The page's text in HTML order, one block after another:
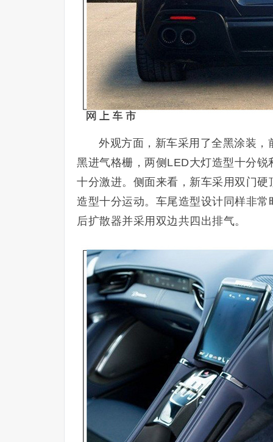
外观方面，新车采用了全黑涂装
黑进气格栅，两侧LED大灯造型十分
十分激进。侧面来看，新车采用双门
造型十分运动。车尾造型设计同样非
后扩散器并采用双边共四出排气。